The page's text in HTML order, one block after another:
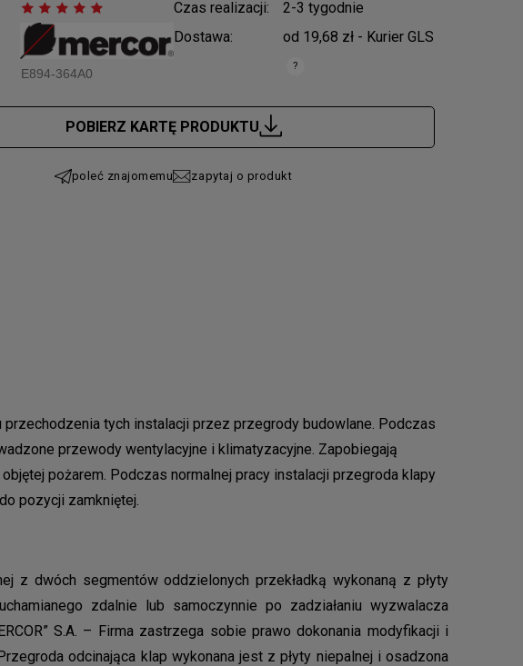
E894-364A0
Czas realizacji:
2-3 tygodnie
Dostawa:
od 19,68 zł - Kurier GLS
Cena nie zawiera ewentualnych kosztów
płatności
POBIERZ KARTĘ PRODUKTU
poleć znajomemu zapytaj o produkt
tych instalacji przez przegrody budowlane. Podczas
przewody wentylacyjne i klimatyzacyjne. Zapobiegają
pożarem. Podczas normalnej pracy instalacji przegroda klapy
pozycji zamkniętej.
z dwóch segmentów oddzielonych przekładką wykonaną z płyty
zdalnie lub samoczynnie po zadziałaniu wyzwalacza
S.A. – Firma zastrzega sobie prawo dokonania modyfikacji i
odcinająca klap wykonana jest z płyty niepalnej i osadzona